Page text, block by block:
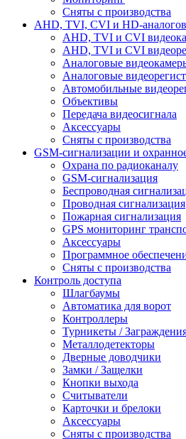
Сняты с производства
AHD, TVI, CVI и HD-
AHD, TVI и CVI
AHD, TVI и CVI
Аналоговые
Аналоговые
Автомобильные
Объективы
Передача видеосигнала
Аксессуары
Сняты с производства
GSM-сигнализации и
Охрана по радиоканалу
GSM-сигнализация
Беспроводная
Проводная сигнализация
Пожарная сигнализация
GPS мониторинг
Аксессуары
Программное
Сняты с производства
Контроль доступа
Шлагбаумы
Автоматика для ворот
Контроллеры
Турникеты /
Металлодетекторы
Дверные доводчики
Замки / Защелки
Кнопки выхода
Считыватели
Карточки и брелоки
Аксессуары
Сняты с производства